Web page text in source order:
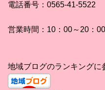
電話番号：0565-41-5522
営業時間：10：00～20：00
地域ブログのランキングに